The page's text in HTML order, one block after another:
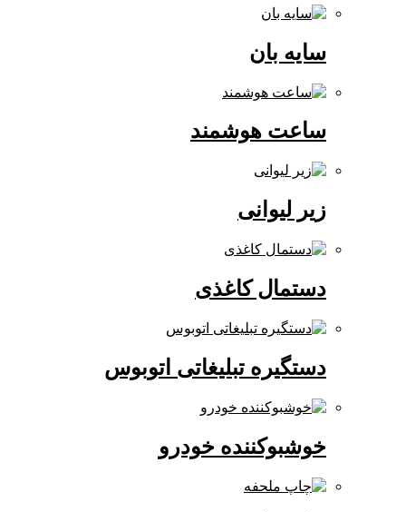
ساعت هوشمند
زیر لیوانی
دستمال کاغذی
دستگیره تبلیغاتی اتوبوس
خوشبوکننده خودرو